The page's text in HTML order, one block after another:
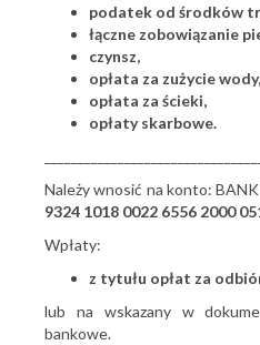
podatek od środków
łączne zobowiązanie
czynsz,
opłata za zużycie wody,
opłata za ścieki,
opłaty skarbowe.
Należy wnosić na konto:
9324 1018 0022 6556 2000
Wpłaty:
z tytułu opłat za
lub na wskazany w
bankowe.